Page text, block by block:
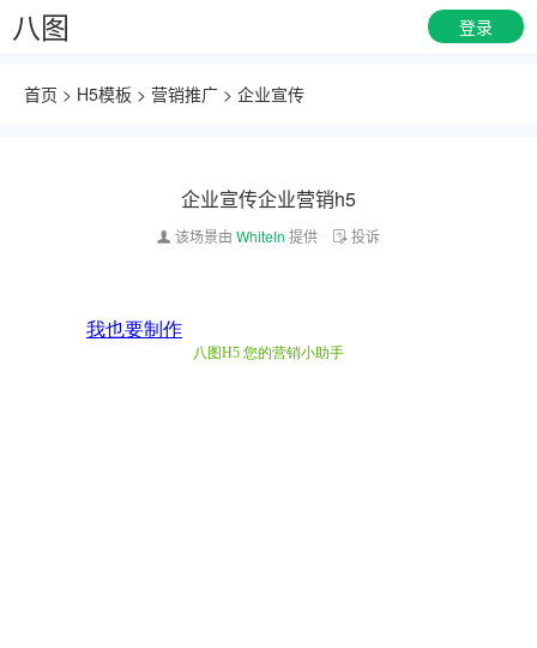
八图 登录
首页 > H5模板 > 营销推广 > 企业宣传
企业宣传企业营销h5
该场景由 WhiteIn 提供 投诉